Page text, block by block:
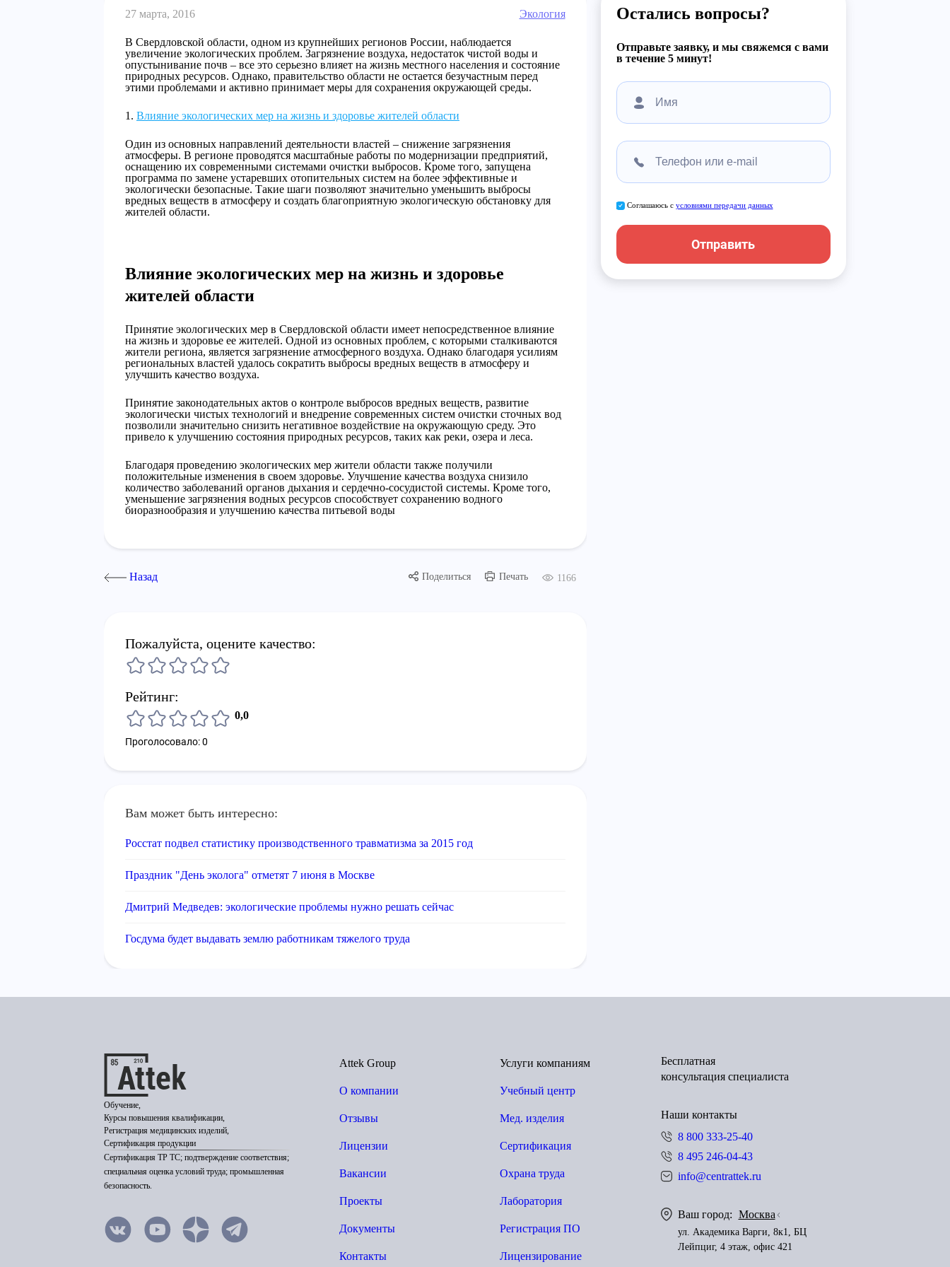
27 марта, 2016 Экология
В Свердловской области, одном из крупнейших регионов России, наблюдается
увеличение экологических проблем. Загрязнение воздуха, недостаток чистой воды и
опустынивание почв – все это серьезно влияет на жизнь местного населения и состояние
природных ресурсов. Однако, правительство области не остается безучастным перед
этими проблемами и активно принимает меры для сохранения окружающей среды.
Влияние экологических мер на жизнь и здоровье жителей области
Один из основных направлений деятельности властей – снижение загрязнения
атмосферы. В регионе проводятся масштабные работы по модернизации предприятий,
оснащению их современными системами очистки выбросов. Кроме того, запущена
программа по замене устаревших отопительных систем на более эффективные и
экологически безопасные. Такие шаги позволяют значительно уменьшить выбросы
вредных веществ в атмосферу и создать благоприятную экологическую обстановку для
жителей области.
Влияние экологических мер на жизнь и здоровье
жителей области
Принятие экологических мер в Свердловской области имеет непосредственное влияние
на жизнь и здоровье ее жителей. Одной из основных проблем, с которыми сталкиваются
жители региона, является загрязнение атмосферного воздуха. Однако благодаря усилиям
региональных властей удалось сократить выбросы вредных веществ в атмосферу и
улучшить качество воздуха.
Принятие законодательных актов о контроле выбросов вредных веществ, развитие
экологически чистых технологий и внедрение современных систем очистки сточных вод
позволили значительно снизить негативное воздействие на окружающую среду. Это
привело к улучшению состояния природных ресурсов, таких как реки, озера и леса.
Благодаря проведению экологических мер жители области также получили
положительные изменения в своем здоровье. Улучшение качества воздуха снизило
количество заболеваний органов дыхания и сердечно-сосудистой системы. Кроме того,
уменьшение загрязнения водных ресурсов способствует сохранению водного
биоразнообразия и улучшению качества питьевой воды
Назад Поделиться Печать 1166
Пожалуйста, оцените качество:
Рейтинг:
0,0
Проголосовало: 0
Вам может быть интересно:
Росстат подвел статистику производственного травматизма за 2015 год
Праздник "День эколога" отметят 7 июня в Москве
Дмитрий Медведев: экологические проблемы нужно решать сейчас
Госдума будет выдавать землю работникам тяжелого труда
Остались вопросы?
Отправьте заявку, и мы свяжемся с вами
в течение 5 минут!
Соглашаюсь с условиями передачи данных
Отправить
Обучение,
Курсы повышения квалификации,
Регистрация медицинских изделий,
Сертификация продукции
Сертификация ТР ТС; подтверждение соответствия;
специальная оценка условий труда; промышленная
безопасность.
Attek Group
О компании
Отзывы
Лицензии
Вакансии
Проекты
Документы
Контакты
Услуги компаниям
Учебный центр
Мед. изделия
Сертификация
Охрана труда
Лаборатория
Регистрация ПО
Лицензирование
Бесплатная
консультация специалиста
Наши контакты
8 800 333-25-40
8 495 246-04-43
info@centrattek.ru
Ваш город: Москва
ул. Академика Варги, 8к1, БЦ
Лейпциг, 4 этаж, офис 421